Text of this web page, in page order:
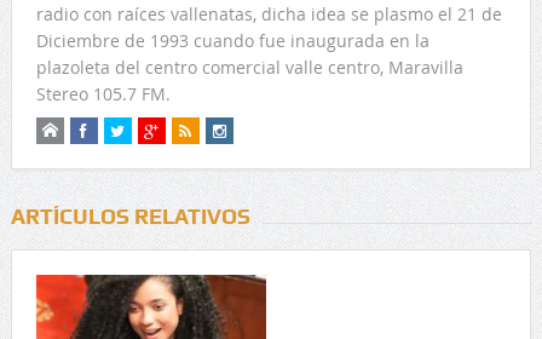
radio con raíces vallenatas, dicha idea se plasmo el 21 de
Diciembre de 1993 cuando fue inaugurada en la
plazoleta del centro comercial valle centro, Maravilla
Stereo 105.7 FM.
ARTÍCULOS RELATIVOS